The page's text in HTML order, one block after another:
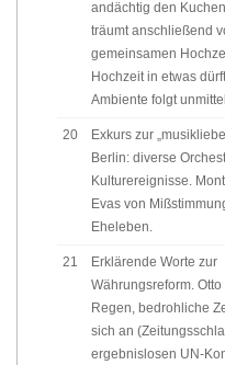
andächtig den
träumt anschließend
gemeinsamen
Hochzeit in etwas
Ambiente folgt
20
Exkurs zur
Berlin: diverse
Kulturereignisse.
Evas von
Eheleben.
21
Erklärende Worte zur
Währungsreform. Otto
Regen, bedrohliche
sich an
ergebnislosen UN-